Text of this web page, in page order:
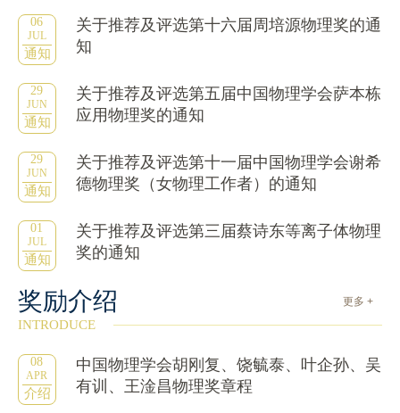
06
JUL
通知
关于推荐及评选第十六届周培源物理奖的通
知
29
JUN
通知
关于推荐及评选第五届中国物理学会萨本栋
应用物理奖的通知
29
JUN
通知
关于推荐及评选第十一届中国物理学会谢希
德物理奖（女物理工作者）的通知
01
JUL
通知
关于推荐及评选第三届蔡诗东等离子体物理
奖的通知
奖励介绍 更多 +
INTRODUCE
08
APR
介绍
中国物理学会胡刚复、饶毓泰、叶企孙、吴
有训、王淦昌物理奖章程